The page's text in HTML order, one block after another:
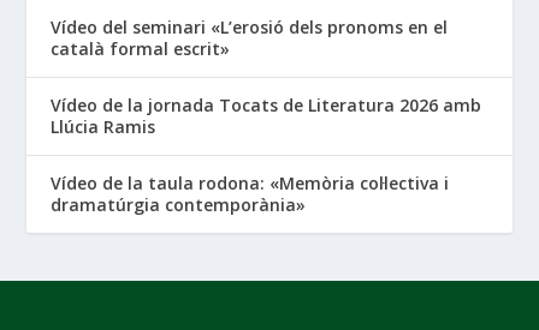
Vídeo del seminari «L’erosió dels pronoms en el
català formal escrit»
Vídeo de la jornada Tocats de Literatura 2026 amb
Llúcia Ramis
Vídeo de la taula rodona: «Memòria col·lectiva i
dramatúrgia contemporània»